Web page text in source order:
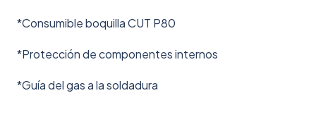
*Consumible boquilla CUT P80
*Protección de componentes internos
*Guía del gas a la soldadura